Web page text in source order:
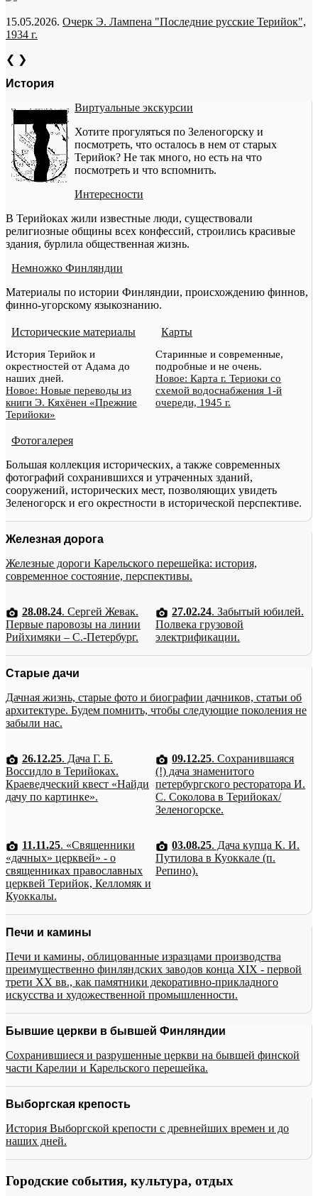
15.05.2026. Очерк Э. Лампена "Последние русские Терийок",
1934 г.
❮ ❯
История
Виртуальные экскурсии
Хотите прогуляться по Зеленогорску и
посмотреть, что осталось в нем от старых
Терийок? Не так много, но есть на что
посмотреть и что вспомнить.
Интересности
В Терийоках жили известные люди, существовали
религиозные общины всех конфессий, строились красивые
здания, бурлила общественная жизнь.
Немножко Финляндии
Материалы по истории Финляндии, происхождению финнов,
финно-угорскому языкознанию.
Исторические материалы
История Терийок и
окрестностей от Адама до
наших дней.
Новое: Новые переводы из
книги Э. Кяхёнен «Прежние
Терийоки»
Карты
Старинные и современные,
подробные и не очень.
Новое: Карта г. Териоки со
схемой водоснабжения 1-й
очереди, 1945 г.
Фотогалерея
Большая коллекция исторических, а также современных
фотографий сохранившихся и утраченных зданий,
сооружений, исторических мест, позволяющих увидеть
Зеленогорск и его окрестности в исторической перспективе.
Железная дорога
Железные дороги Карельского перешейка: история,
современное состояние, перспективы.
28.08.24. Сергей Жевак.
Первые паровозы на линии
Рийхимяки – С.-Петербург.
27.02.24. Забытый юбилей.
Полвека грузовой
электрификации.
Старые дачи
Дачная жизнь, старые фото и биографии дачников, статьи об
архитектуре. Будем помнить, чтобы следующие поколения не
забыли нас.
26.12.25. Дача Г. Б.
Воссидло в Терийоках.
Краеведческий квест «Найди
дачу по картинке».
09.12.25. Сохранившаяся
(!) дача знаменитого
петербургского ресторатора И.
С. Соколова в Терийоках/
Зеленогорске.
11.11.25. «Священники
«дачных» церквей» - о
священниках православных
церквей Терийок, Келломяк и
Куоккалы.
03.08.25. Дача купца К. И.
Путилова в Куоккале (п.
Репино).
Печи и камины
Печи и камины, облицованные изразцами производства
преимущественно финляндских заводов конца XIX - первой
трети XX вв., как памятники декоративно-прикладного
искусства и художественной промышленности.
Бывшие церкви в бывшей Финляндии
Сохранившиеся и разрушенные церкви на бывшей финской
части Карелии и Карельского перешейка.
Выборгская крепость
История Выборгской крепости с древнейших времен и до
наших дней.
Городские события, культура, отдых